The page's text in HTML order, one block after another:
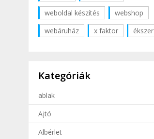
weboldal készítés
webshop
webáruház
x faktor ékszer
Kategóriák
ablak
Ajtó
Albérlet